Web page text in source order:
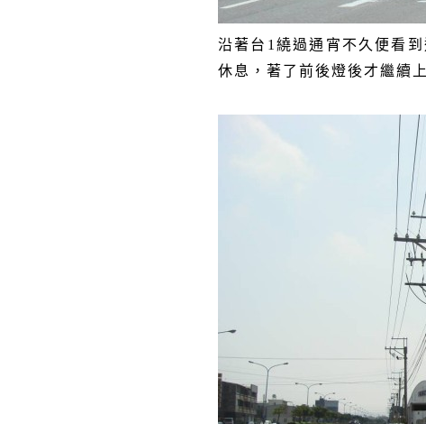
沿著台 1 繞過通宵不久便看
休息，著了前後燈後才繼續